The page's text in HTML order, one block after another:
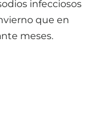
infecciosos
que en
meses.